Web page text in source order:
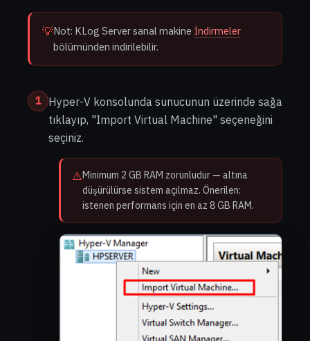
💡Not: KLog Server sanal makine İndirmeler
bölümünden indirilebilir.
1
Hyper-V konsolunda sunucunun üzerinde sağa
tıklayıp, "Import Virtual Machine" seçeneğini
seçiniz.
⚠️Minimum 2 GB RAM zorunludur — altına
düşürülürse sistem açılmaz. Önerilen:
istenen performans için en az 8 GB RAM.